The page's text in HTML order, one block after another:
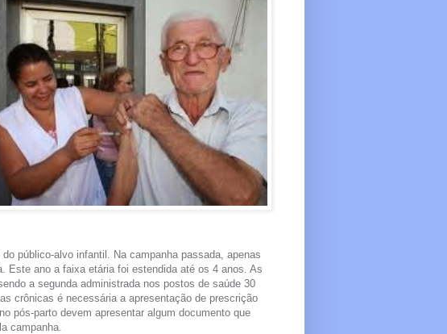
público-alvo infantil. Na campanha passada, apenas
Este ano a faixa etária foi estendida até os 4 anos. As
a segunda administrada nos postos de saúde 30
crônicas é necessária a apresentação de prescrição
pós-parto devem apresentar algum documento que
campanha.